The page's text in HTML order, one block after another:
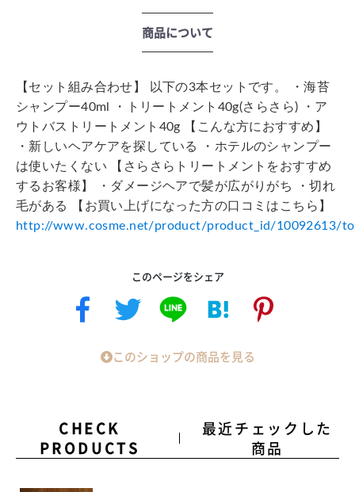
商品について
【セット組み合わせ】 以下の3本セットです。 ・海苔
シャンプー40ml ・トリートメント40g(さらさら) ・ア
ウトバストリートメント40g 【こんな方におすすめ】
・新しいヘアケアを探している ・ホテルのシャンプー
は使いたくない 【さらさらトリートメントをおすすめ
するお客様】 ・ダメージヘアで髪が広がりがち ・切れ
毛がある 【お買い上げになった方の口コミはこちら】
http://www.cosme.net/product/product_id/10092613/
このページをシェア
このショップの商品を見る
CHECK
PRODUCTS
最近チェックした
商品